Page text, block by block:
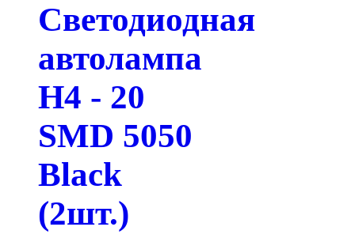
Светодиодная
автолампа
H4 - 20
SMD 5050
Black
(2шт.)